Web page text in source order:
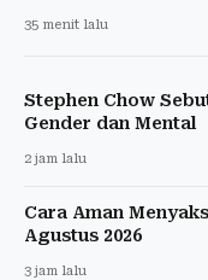
35 menit lalu
Stephen Chow
Gender dan Mental
2 jam lalu
Cara Aman
Agustus 2026
3 jam lalu